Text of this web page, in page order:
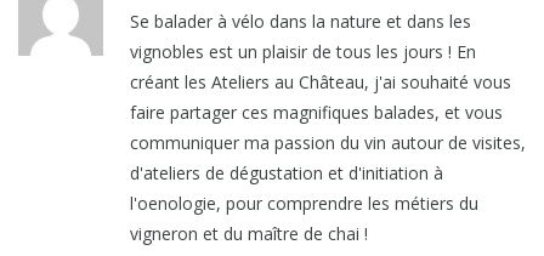
Se balader à vélo dans la nature et dans les
vignobles est un plaisir de tous les jours ! En
créant les Ateliers au Château, j'ai souhaité vous
faire partager ces magnifiques balades, et vous
communiquer ma passion du vin autour de visites,
d'ateliers de dégustation et d'initiation à
l'oenologie, pour comprendre les métiers du
vigneron et du maître de chai !